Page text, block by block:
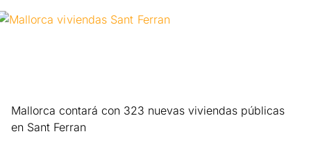
Mallorca contará con 323 nuevas viviendas públicas
en Sant Ferran